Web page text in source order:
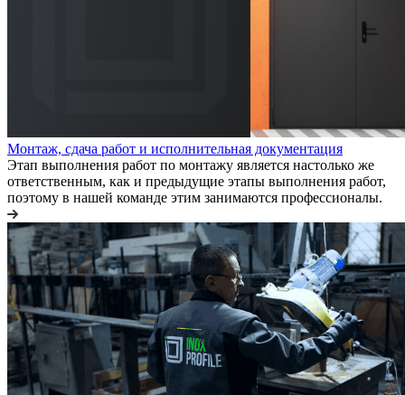
Монтаж, сдача работ и исполнительная документация
Этап выполнения работ по монтажу является настолько же
ответственным, как и предыдущие этапы выполнения работ,
поэтому в нашей команде этим занимаются профессионалы.